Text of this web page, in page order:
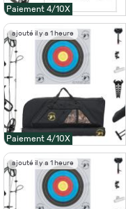
Paiement 4/10X
ajouté il y a 1 heure
Paiement 4/10X
ajouté il y a 1 heure